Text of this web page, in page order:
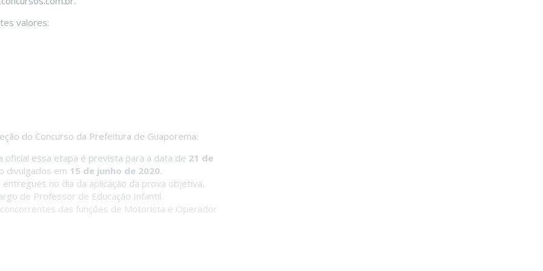
valores:
do Concurso da Prefeitura de Guaporema:
oficial essa etapa é prevista para a data de 21 de
divulgados em 15 de junho de 2020.
no dia da aplicação da prova objetiva,
de Professor de Educação Infantil.
das funções de Motorista e Operador